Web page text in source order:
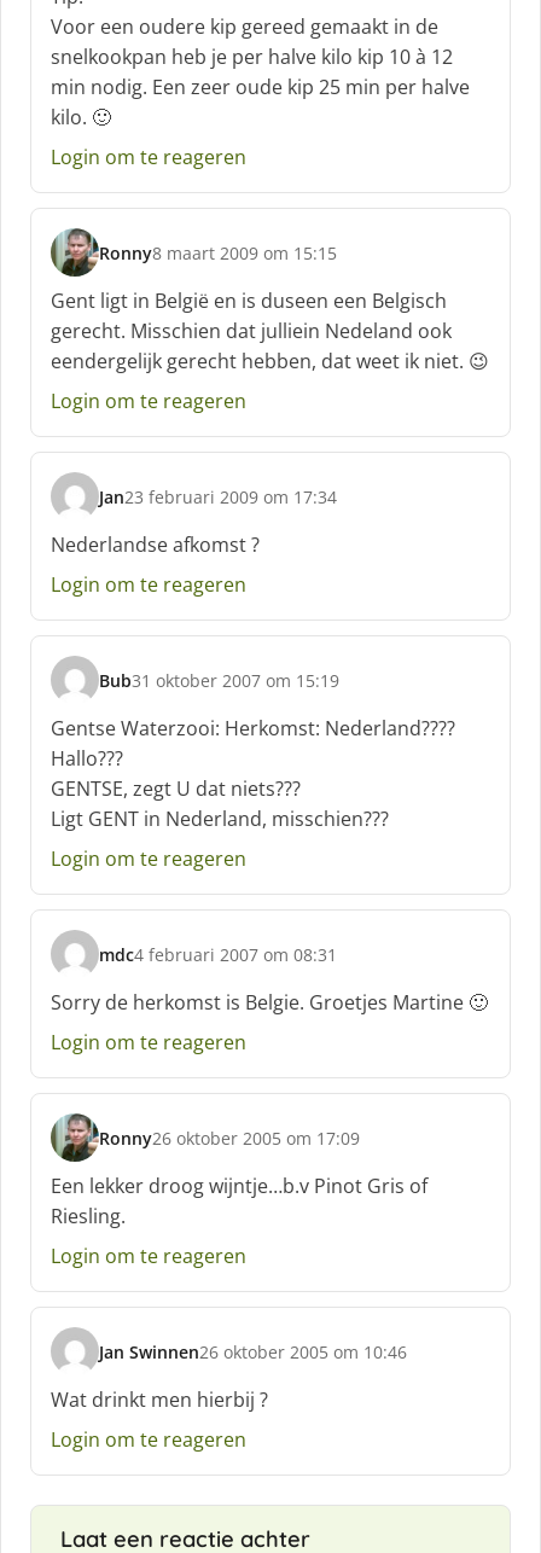
r
e
e
f
:
Voor een oudere kip gereed gemaakt in de
snelkookpan heb je per halve kilo kip 10 à 12
min nodig. Een zeer oude kip 25 min per halve
kilo. 🙂
Login om te reageren
Ronny
s
c
h
r
e
e
:
8 maart 2009 om 15:15
Gent ligt in België en is duseen een Belgisch
gerecht. Misschien dat julliein Nedeland ook
eendergelijk gerecht hebben, dat weet ik niet. 😉
Login om te reageren
Jan
s
c
h
r
e
f
:
23 februari 2009 om 17:34
Nederlandse afkomst ?
Login om te reageren
Bub
s
c
h
r
e
e
:
31 oktober 2007 om 15:19
Gentse Waterzooi: Herkomst: Nederland????
Hallo???
GENTSE, zegt U dat niets???
Ligt GENT in Nederland, misschien???
Login om te reageren
mdc
s
c
h
r
e
f
:
4 februari 2007 om 08:31
Sorry de herkomst is Belgie. Groetjes Martine 🙂
Login om te reageren
Ronny
s
c
h
r
e
f
26 oktober 2005 om 17:09
Een lekker droog wijntje…b.v Pinot Gris of
Riesling.
Login om te reageren
Jan Swinnen
s
c
h
r
26 oktober 2005 om 10:46
Wat drinkt men hierbij ?
Login om te reageren
Laat een reactie achter